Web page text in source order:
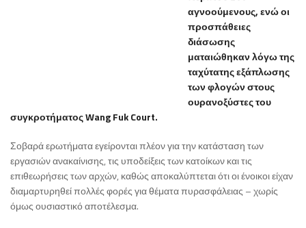
αγνοούμενους, ενώ οι
προσπάθειες
διάσωσης
ματαιώθηκαν λόγω της
ταχύτατης εξάπλωσης
των φλογών στους
ουρανοξύστες του
συγκροτήματος Wang Fuk Court.
Σοβαρά ερωτήματα εγείρονται πλέον για την κατάσταση των
εργασιών ανακαίνισης, τις υποδείξεις των κατοίκων και τις
επιθεωρήσεις των αρχών, καθώς αποκαλύπτεται ότι οι ένοικοι είχαν
διαμαρτυρηθεί πολλές φορές για θέματα πυρασφάλειας – χωρίς
όμως ουσιαστικό αποτέλεσμα.